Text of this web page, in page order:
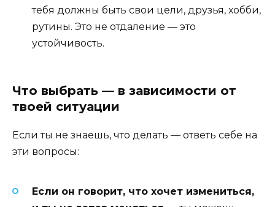
тебя должны быть свои цели, друзья, хобби,
рутины. Это не отдаление — это
устойчивость.
Что выбрать — в зависимости от
твоей ситуации
Если ты не знаешь, что делать — ответь себе на
эти вопросы:
Если он говорит, что хочет измениться,